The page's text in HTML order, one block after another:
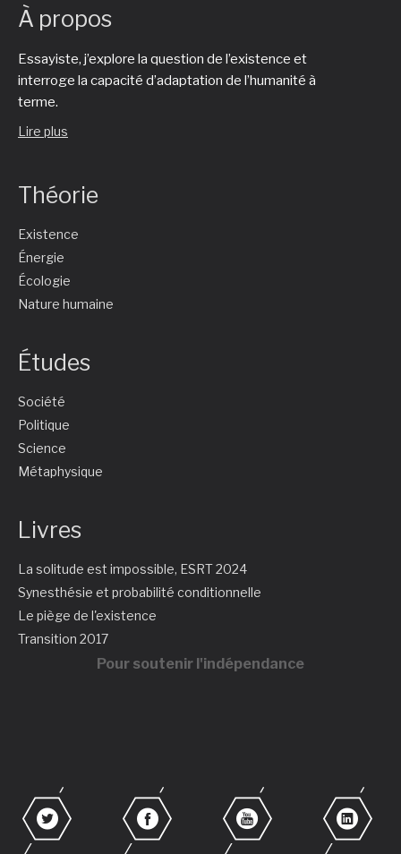
À propos
Essayiste, j’explore la question de l’existence et
interroge la capacité d’adaptation de l’humanité à
terme.
Lire plus
Théorie
Existence
Énergie
Écologie
Nature humaine
Études
Société
Politique
Science
Métaphysique
Livres
La solitude est impossible, ESRT 2024
Synesthésie et probabilité conditionnelle
Le piège de l'existence
Transition 2017
Pour soutenir l'indépendance